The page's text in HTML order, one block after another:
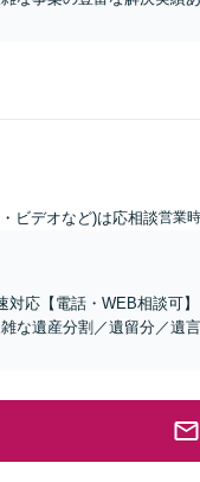
ビデオなど)は応相談営業
対応【電話・WEB相談可
な遺産分割／遺留分／遺